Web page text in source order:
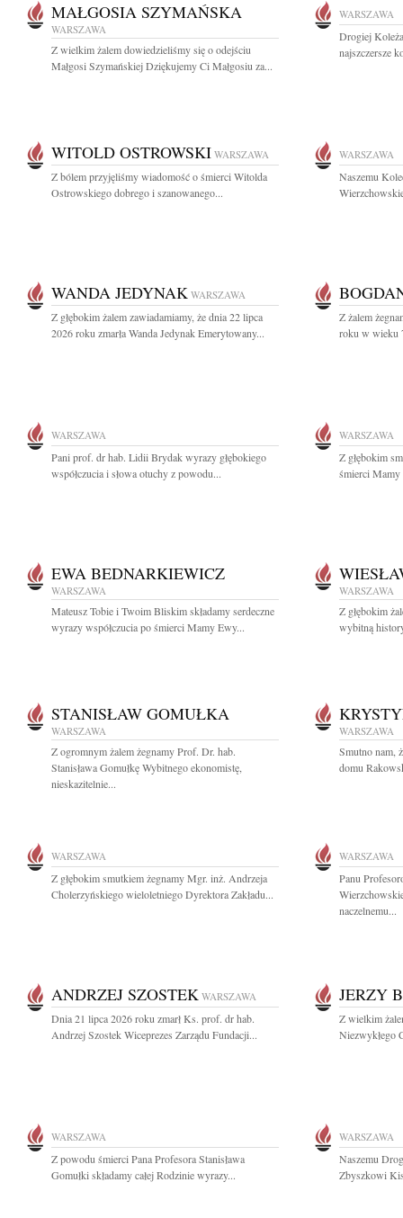
MAŁGOSIA SZYMAŃSKA
WARSZAWA
Z wielkim żalem dowiedzieliśmy się o odejściu
Małgosi Szymańskiej Dziękujemy Ci Małgosiu za...
WARSZAWA
Drogiej
najszczersze
WITOLD OSTROWSKI WARSZAWA
Z bólem przyjęliśmy wiadomość o śmierci Witolda
Ostrowskiego dobrego i szanowanego...
WARSZAWA
Naszemu
WANDA JEDYNAK WARSZAWA
Z głębokim żalem zawiadamiamy, że dnia 22 lipca
2026 roku zmarła Wanda Jedynak Emerytowany...
Z żalem
roku w wieku
WARSZAWA
Pani prof. dr hab. Lidii Brydak wyrazy głębokiego
współczucia i słowa otuchy z powodu...
WARSZAWA
Z głębokim
śmierci
EWA BEDNARKIEWICZ
WARSZAWA
Mateusz Tobie i Twoim Bliskim składamy serdeczne
wyrazy współczucia po śmierci Mamy Ewy...
WARSZAWA
Z głębokim
wybitną
STANISŁAW GOMUŁKA
WARSZAWA
Z ogromnym żalem żegnamy Prof. Dr. hab.
Stanisława Gomułkę Wybitnego ekonomistę,
nieskazitelnie...
WARSZAWA
Smutno nam,
domu
WARSZAWA
Z głębokim smutkiem żegnamy Mgr. inż. Andrzeja
Cholerzyńskiego wieloletniego Dyrektora Zakładu...
WARSZAWA
Panu
naczelnemu...
ANDRZEJ SZOSTEK WARSZAWA
Dnia 21 lipca 2026 roku zmarł Ks. prof. dr hab.
Andrzej Szostek Wiceprezes Zarządu Fundacji...
JERZY
Z wielkim
Niezwykłego
WARSZAWA
Z powodu śmierci Pana Profesora Stanisława
Gomułki składamy całej Rodzinie wyrazy...
WARSZAWA
Naszemu
Zbyszkowi